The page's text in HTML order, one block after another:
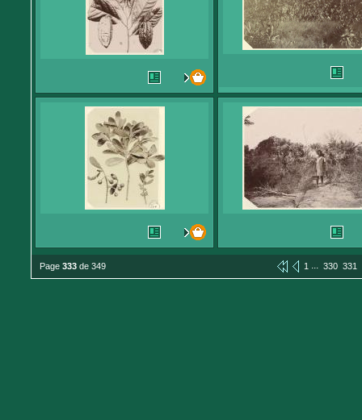
Page 333 de 349 1 ... 330 331